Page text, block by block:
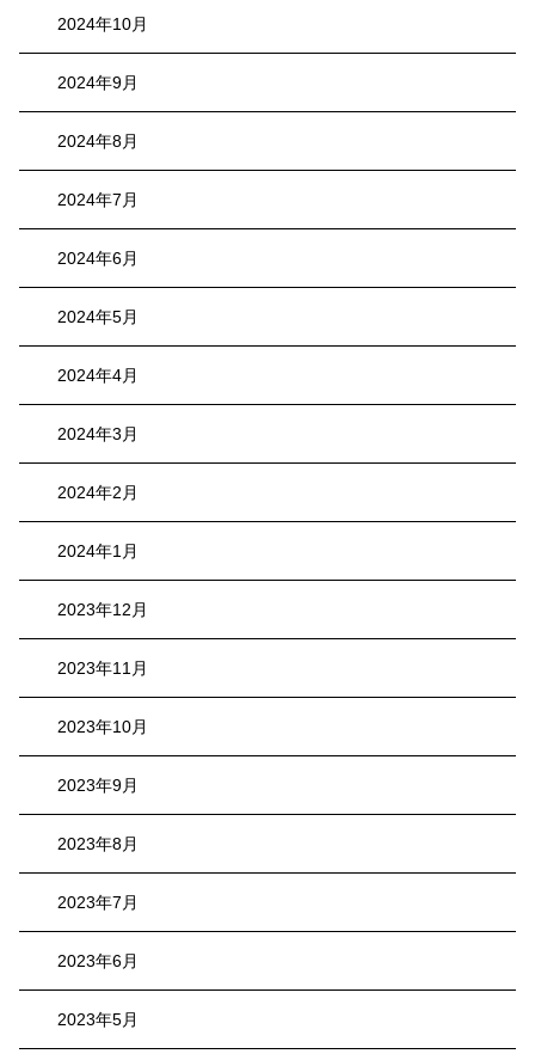
2024年10月
2024年9月
2024年8月
2024年7月
2024年6月
2024年5月
2024年4月
2024年3月
2024年2月
2024年1月
2023年12月
2023年11月
2023年10月
2023年9月
2023年8月
2023年7月
2023年6月
2023年5月